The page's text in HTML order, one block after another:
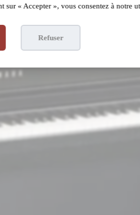
sur « Accepter », vous consentez à notre
Refuser